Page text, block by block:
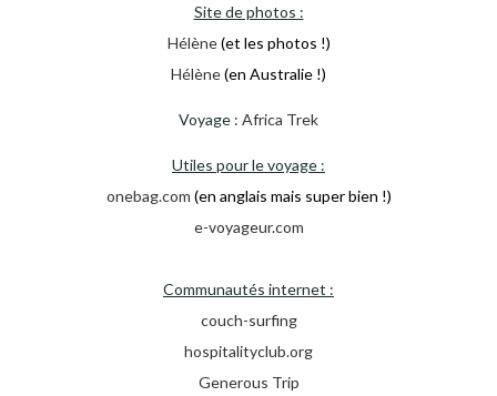
Site de photos :
Hélène (et les photos !)
Hélène(en Australie !)
Voyage : Africa Trek
Utiles pour le voyage :
onebag.com (en anglais mais super bien !)
e-voyageur.com
Communautés internet :
couch-surfing
hospitalityclub.org
Generous Trip